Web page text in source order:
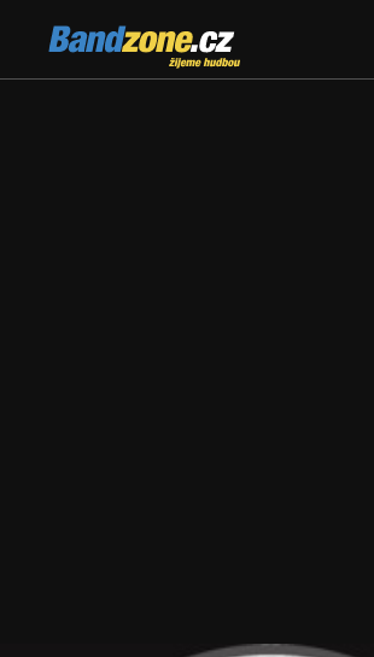
Bandzone.cz
žijeme hudbou